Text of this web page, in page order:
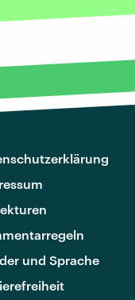
und Sprache